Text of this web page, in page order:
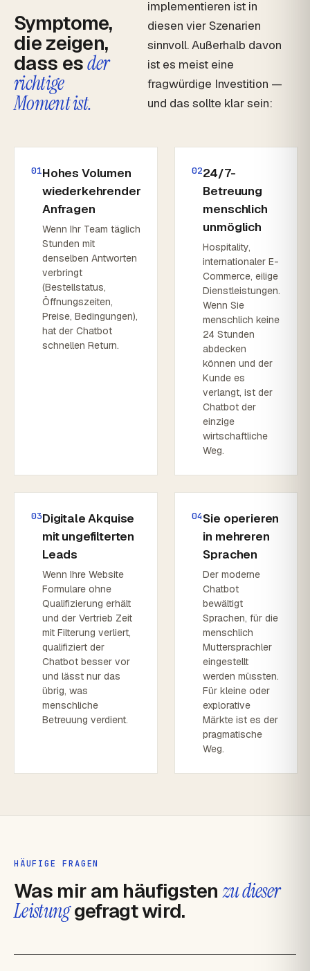
Symptome,
die zeigen,
dass esder
richtige
Moment ist.
implementieren ist in
diesen vier Szenarien
sinnvoll. Außerhalb davon
ist es meist eine
fragwürdige Investition —
und das sollte klar sein:
01Hohes Volumen
wiederkehrender
Anfragen
Wenn Ihr Team täglich
Stunden mit
denselben Antworten
verbringt
(Bestellstatus,
Öffnungszeiten,
Preise, Bedingungen),
hat der Chatbot
schnellen Return.
0224/7-
Betreuung
menschlich
unmöglich
Hospitality,
internationaler E-
Commerce, eilige
Dienstleistungen.
Wenn Sie
menschlich keine
24 Stunden
abdecken
können und der
Kunde es
verlangt, ist der
Chatbot der
einzige
wirtschaftliche
Weg.
03Digitale Akquise
mit ungefilterten
Leads
Wenn Ihre Website
Formulare ohne
Qualifizierung erhält
und der Vertrieb Zeit
mit Filterung verliert,
qualifiziert der
Chatbot besser vor
und lässt nur das
übrig, was
menschliche
Betreuung verdient.
04Sie operieren
in mehreren
Sprachen
Der moderne
Chatbot
bewältigt
Sprachen, für die
menschlich
Muttersprachler
eingestellt
werden müssten.
Für kleine oder
explorative
Märkte ist es der
pragmatische
Weg.
HÄUFIGE FRAGEN
Was mir am häufigstenzu dieser
Leistunggefragt wird.